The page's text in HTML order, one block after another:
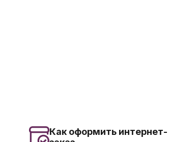
Как оформить интернет-